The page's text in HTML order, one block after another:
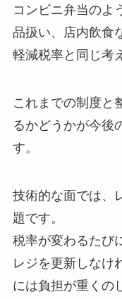
コンビニ弁当のよ
品扱い、店内飲食
軽減税率と同じ考
これまでの制度と
るかどうかが今後
す。
技術的な面では、
題です。
税率が変わるたび
レジを更新しなけ
には負担が重くの